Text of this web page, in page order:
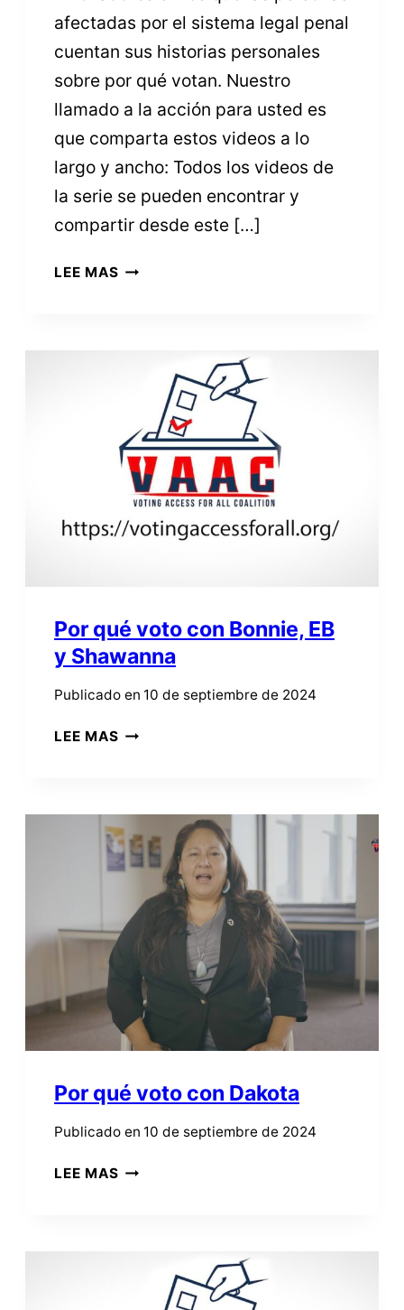
afectadas por el sistema legal penal
cuentan sus historias personales
sobre por qué votan. Nuestro
llamado a la acción para usted es
que comparta estos videos a lo
largo y ancho: Todos los videos de
la serie se pueden encontrar y
compartir desde este […]
LEE MASLLAMADO
PROMOCIONE
NUESTRA
SERIE
DE
VIDEOS
“POR
SUS
REDES
Por qué voto con Bonnie, EB
y Shawanna
Publicado en 10 de septiembre de 2024
LEE MASPOR
BONNIE,
EB
Y
SHAWANNA
Por qué voto con Dakota
Publicado en 10 de septiembre de 2024
LEE MASPOR